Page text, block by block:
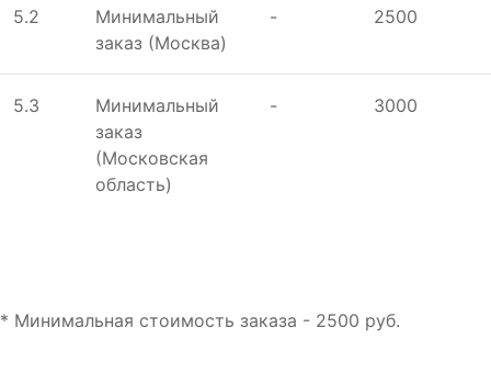
5.2
Минимальный
заказ (Москва)
- 2500
5.3
Минимальный
заказ
(Московская
область)
- 3000
* Минимальная стоимость заказа - 2500 руб.